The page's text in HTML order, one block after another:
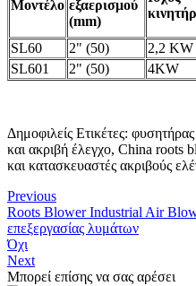
Μοντέλο εξαερισμού
(mm)
SL60 2" (50) 2,2 KW
SL601
2" (50) 4KW
Δημοφιλείς Ετικέτες:
και ακριβή έλεγχο, China roots
και κατασκευαστές ακριβούς
Previous
Roots Blower Industrial Air
επεξεργασίας λυμάτων
Όχι
Next
Μπορεί επίσης να σας αρέσει